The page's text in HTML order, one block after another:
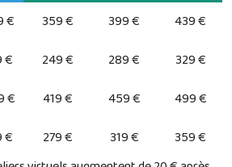
€ 359 € 399 €
439 €
€ 249 € 289 €
329 €
€ 419 € 459 €
499 €
€ 279 € 319 €
359 €